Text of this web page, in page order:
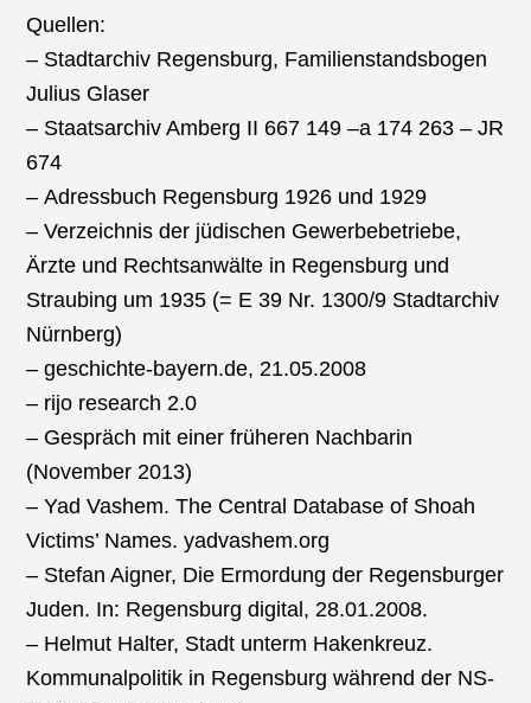
Quellen:
– Stadtarchiv Regensburg, Familienstandsbogen
Julius Glaser
– Staatsarchiv Amberg II 667 149 –a 174 263 – JR
674
– Adressbuch Regensburg 1926 und 1929
– Verzeichnis der jüdischen Gewerbebetriebe,
Ärzte und Rechtsanwälte in Regensburg und
Straubing um 1935 (= E 39 Nr. 1300/9 Stadtarchiv
Nürnberg)
– geschichte-bayern.de, 21.05.2008
– rijo research 2.0
– Gespräch mit einer früheren Nachbarin
(November 2013)
– Yad Vashem. The Central Database of Shoah
Victims’ Names. yadvashem.org
– Stefan Aigner, Die Ermordung der Regensburger
Juden. In: Regensburg digital, 28.01.2008.
– Helmut Halter, Stadt unterm Hakenkreuz.
Kommunalpolitik in Regensburg während der NS-